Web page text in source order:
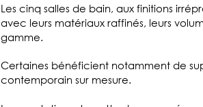
Les cinq salles de bain, aux finitions
avec leurs matériaux raffinés, leurs
gamme.
Certaines bénéficient notamment de
contemporain sur mesure.